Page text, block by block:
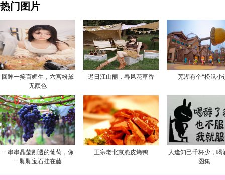
热门图片
回眸一笑百媚生，六宫粉黛
无颜色
迟日江山丽，春风花草香 芜湖有个“松鼠小
一串串晶莹剔透的葡萄，像
一颗颗宝石挂在藤
正宗老北京脆皮烤鸭
人逢知己千杯少，喝
图集